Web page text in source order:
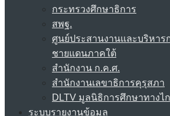
กระทรวงศึกษาธิการ
สพฐ.
ศูนย์ประสานงานและบริหาร
ชายแดนภาคใต้
สำนักงาน ก.ค.ศ.
สำนักงานเลขาธิการคุรุสภา
DLTV มูลนิธิการศึกษาทางไ
ระบบรายงานข้อมูล